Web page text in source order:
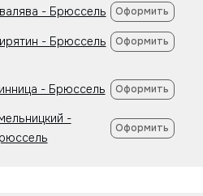
- Брюссель Оформить
- Брюссель Оформить
- Брюссель Оформить
-
Оформить